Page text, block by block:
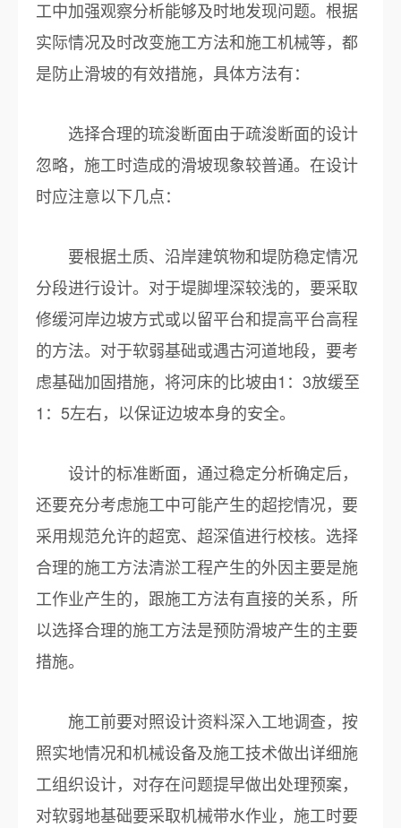
工中加强观察分析能够及时地发现问题。根据
实际情况及时改变施工方法和施工机械等，都
是防止滑坡的有效措施，具体方法有：
选择合理的琉浚断面由于疏浚断面的设计
忽略，施工时造成的滑坡现象较普通。在设计
时应注意以下几点：
要根据土质、沿岸建筑物和堤防稳定情况
分段进行设计。对于堤脚埋深较浅的，要采取
修缓河岸边坡方式或以留平台和提高平台高程
的方法。对于软弱基础或遇古河道地段，要考
虑基础加固措施，将河床的比坡由1：3放缓至
1：5左右，以保证边坡本身的安全。
设计的标准断面，通过稳定分析确定后，
还要充分考虑施工中可能产生的超挖情况，要
采用规范允许的超宽、超深值进行校核。选择
合理的施工方法清淤工程产生的外因主要是施
工作业产生的，跟施工方法有直接的关系，所
以选择合理的施工方法是预防滑坡产生的主要
措施。
施工前要对照设计资料深入工地调查，按
照实地情况和机械设备及施工技术做出详细施
工组织设计，对存在问题提早做出处理预案，
对软弱地基础要采取机械带水作业，施工时要